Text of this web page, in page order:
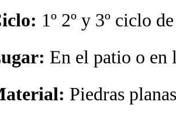
1º 2º y 3º ciclo
En el patio o en
Piedras